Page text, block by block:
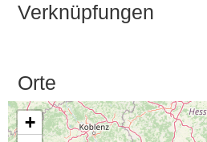
Verknüpfungen
Orte
+